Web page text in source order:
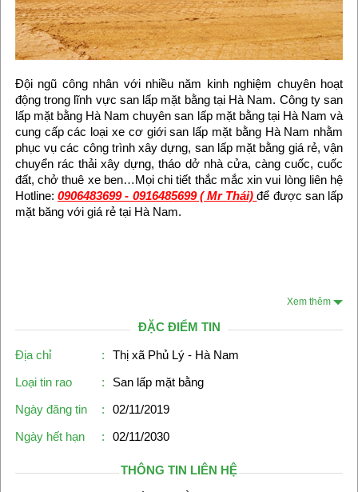
Đội ngũ công nhân với nhiều năm kinh nghiệm chuyên hoạt
động trong lĩnh vực san lấp mặt bằng tại Hà Nam. Công ty san
lấp mặt bằng Hà Nam chuyên san lấp mặt bằng tại Hà Nam và
cung cấp các loại xe cơ giới san lấp mặt bằng Hà Nam nhằm
phục vụ các công trình xây dựng, san lấp mặt bằng giá rẻ, vận
chuyển rác thải xây dựng, tháo dở nhà cửa, càng cuốc, cuốc
đất, chở thuê xe ben…Mọi chi tiết thắc mắc xin vui lòng liên hệ
Hotline:0906483699 - 0916485699 ( Mr Thái)để được san lấp
mặt băng với giá rẻ tại Hà Nam.
Xem thêm
ĐẶC ĐIỂM TIN
Địa chỉ :
Thị xã Phủ Lý - Hà Nam
Loại tin rao
:
San lấp mặt bằng
Ngày đăng tin
:
02/11/2019
Ngày hết hạn
: 02/11/2030
THÔNG TIN LIÊN HỆ